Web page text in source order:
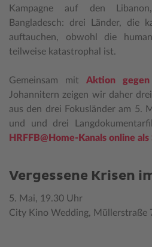
Kampagne auf den
Bangladesch: drei Länder, die
auftauchen, obwohl die
teilweise katastrophal ist.
Gemeinsam mitAktion
Johannitern zeigen wir daher
aus den drei Fokusländer am 5.
und und drei
HRFFB@Home-Kanals online als
Vergessene Krisen
5. Mai, 19.30 Uhr
City Kino Wedding, Müllerstraße